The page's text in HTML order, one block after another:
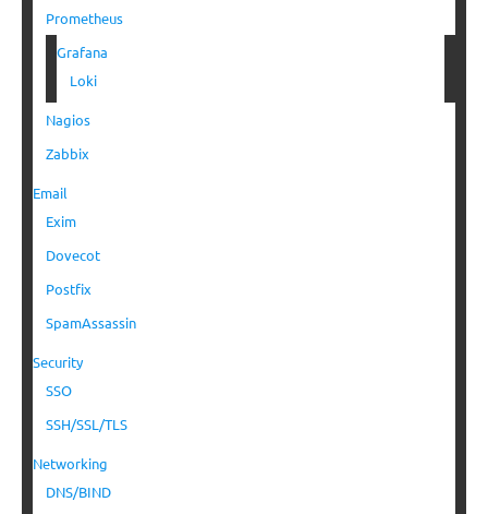
Prometheus
Grafana
Loki
Nagios
Zabbix
Email
Exim
Dovecot
Postfix
SpamAssassin
Security
SSO
SSH/SSL/TLS
Networking
DNS/BIND